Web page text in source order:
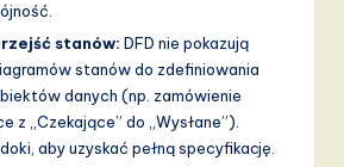
stanów: DFD nie pokazują
stanów do zdefiniowania
danych (np. zamówienie
z „Czekające” do „Wysłane”).
aby uzyskać pełną specyfikację.